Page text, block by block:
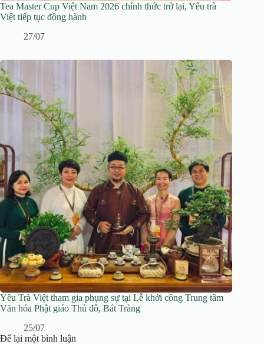
Tea Master Cup Việt Nam 2026 chính thức trở lại, Yêu trà
Việt tiếp tục đồng hành
27/07
Yêu Trà Việt tham gia phụng sự tại Lễ khởi công Trung tâm
Văn hóa Phật giáo Thủ đô, Bát Tràng
25/07
Để lại một bình luận